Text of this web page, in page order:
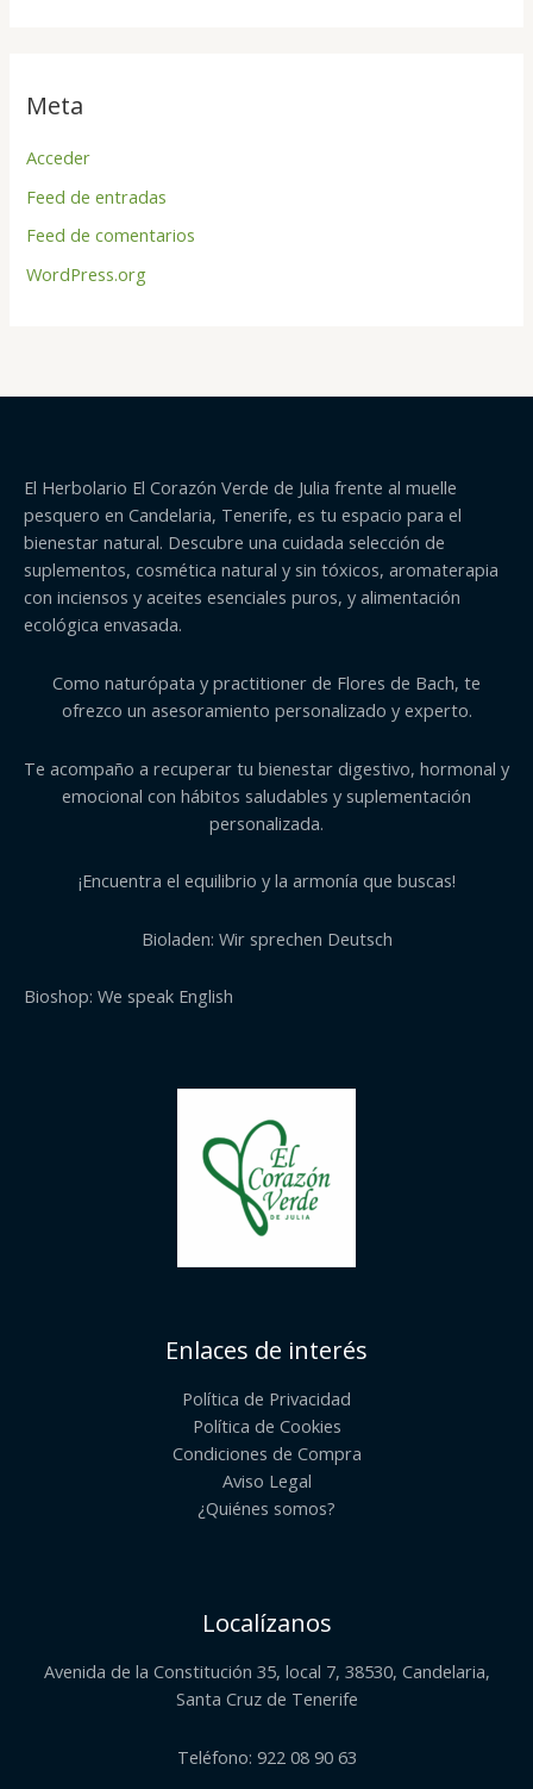
Meta
Acceder
Feed de entradas
Feed de comentarios
WordPress.org
El Herbolario El Corazón Verde de Julia frente al muelle
pesquero en Candelaria, Tenerife, es tu espacio para el
bienestar natural. Descubre una cuidada selección de
suplementos, cosmética natural y sin tóxicos, aromaterapia
con inciensos y aceites esenciales puros, y alimentación
ecológica envasada.
Como naturópata y practitioner de Flores de Bach, te
ofrezco un asesoramiento personalizado y experto.
Te acompaño a recuperar tu bienestar digestivo, hormonal y
emocional con hábitos saludables y suplementación
personalizada.
¡Encuentra el equilibrio y la armonía que buscas!
Bioladen: Wir sprechen Deutsch
Bioshop: We speak English
Enlaces de interés
Política de Privacidad
Política de Cookies
Condiciones de Compra
Aviso Legal
¿Quiénes somos?​
Localízanos
Avenida de la Constitución 35, local 7, 38530, Candelaria,
Santa Cruz de Tenerife
Teléfono: 922 08 90 63